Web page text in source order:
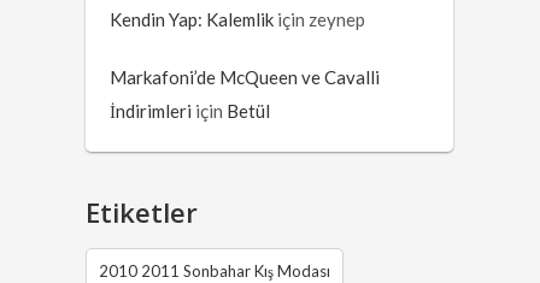
Kendin Yap: Kalemlik için zeynep
Markafoni’de McQueen ve Cavalli
İndirimleri için Betül
Etiketler
2010 2011 Sonbahar Kış Modası